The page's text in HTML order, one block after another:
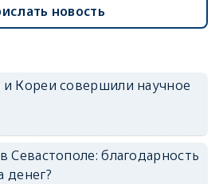
новость
Кореи совершили научное
Севастополе: благодарность
денег?